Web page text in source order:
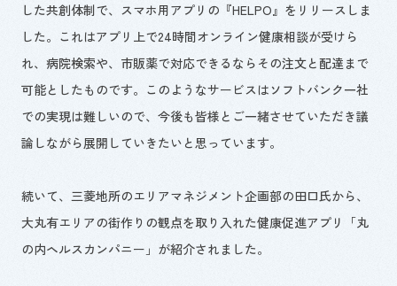
した共創体制で、スマホ用アプリの『HELPO』をリリースしま
した。これはアプリ上で24時間オンライン健康相談が受けら
れ、病院検索や、市販薬で対応できるならその注文と配達まで
可能としたものです。このようなサービスはソフトバンク一社
での実現は難しいので、今後も皆様とご一緒させていただき議
論しながら展開していきたいと思っています。
続いて、三菱地所のエリアマネジメント企画部の田口氏から、
大丸有エリアの街作りの観点を取り入れた健康促進アプリ「丸
の内ヘルスカンパニー」が紹介されました。